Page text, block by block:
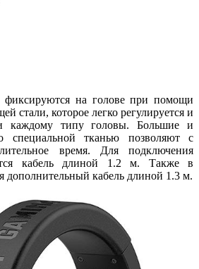
на голове при помощи
стали, которое легко регулируется и
каждому типу головы. Большие и
тканью позволяют с
время. Для подключения
кабель длиной 1.2 м. Также в
дополнительный кабель длиной 1.3 м.